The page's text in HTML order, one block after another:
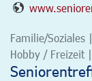
Familie/Soziales
Hobby / Freizeit